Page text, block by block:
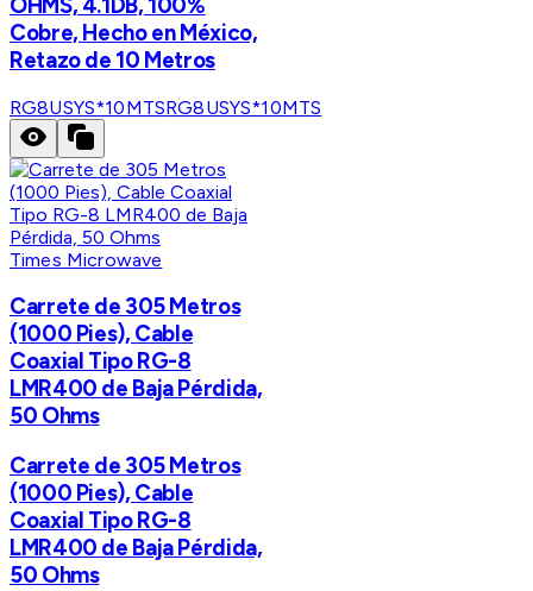
Cobre, Hecho en México,
Retazo de 10 Metros
RG8USYS*10MTSRG8USYS*10MTS
Times Microwave
Carrete de 305 Metros
(1000 Pies), Cable
Coaxial Tipo RG-8
LMR400 de Baja Pérdida,
50 Ohms
Carrete de 305 Metros
(1000 Pies), Cable
Coaxial Tipo RG-8
LMR400 de Baja Pérdida,
50 Ohms